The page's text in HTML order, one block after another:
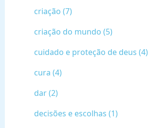
criação (7)
criação do mundo (5)
cuidado e proteção de deus (4)
cura (4)
dar (2)
decisões e escolhas (1)